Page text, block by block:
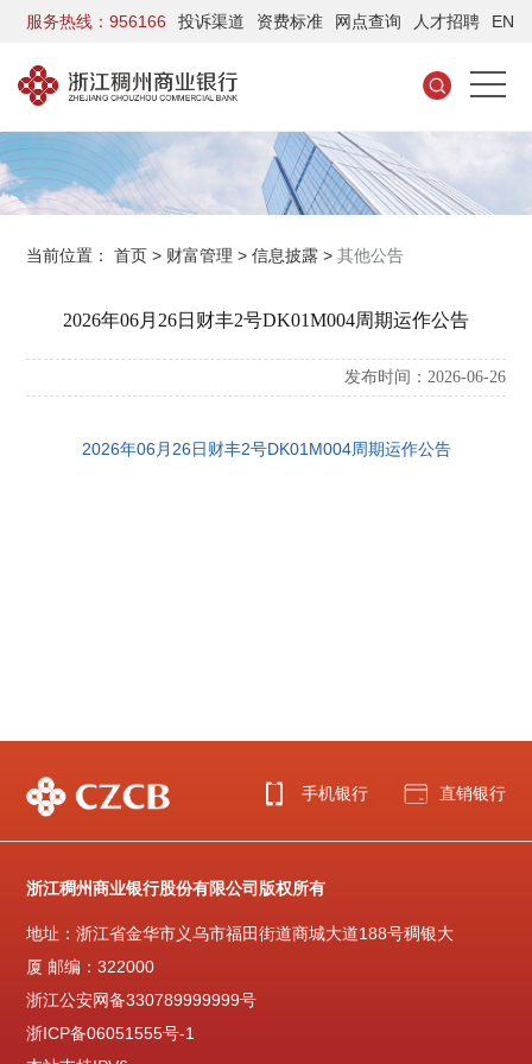
服务热线：956166 投诉渠道 资费标准 网点查询 人才招聘 EN
当前位置：首页 > 财富管理 >信息披露 >其他公告
2026年06月26日财丰2号DK01M004周期运作公告
发布时间：2026-06-26
2026年06月26日财丰2号DK01M004周期运作公告
手机银行 直销银行
浙江稠州商业银行股份有限公司版权所有
地址：浙江省金华市义乌市福田街道商城大道188号稠银大
厦 邮编：322000
浙江公安网备330789999999号
浙ICP备06051555号-1